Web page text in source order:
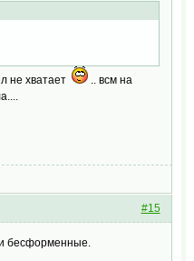
не хватает
.. всм на
#15
и бесформенные.